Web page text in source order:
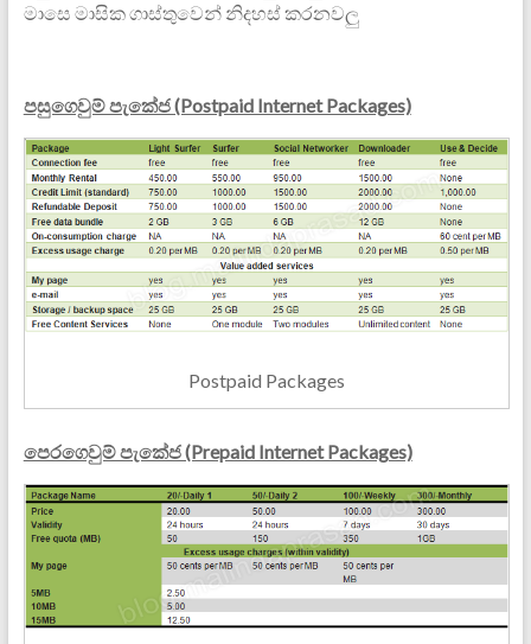
මාසෙ මාසික ගාස්තුවෙන් නිදහස් කරනවලු
පසුගෙවුම් පැකේජ (Postpaid Internet Packages)
Postpaid Packages
පෙරගෙවුම් පැකේජ (Prepaid Internet Packages)